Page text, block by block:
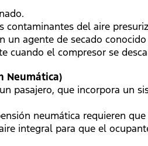
del aire
un agente de secado
cuando el compresor se
Neumática)
pasajero, que incorpora un
neumática requieren
integral para que el